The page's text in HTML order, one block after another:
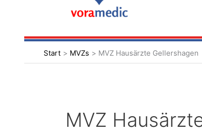
Start MVZs MVZ Hausärzte Gellershagen
MVZ